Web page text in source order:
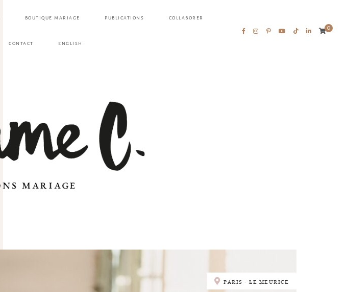
BOUTIQUE MARIAGE PUBLICATIONS COLLABORER
CONTACT ENGLISH
0
PARIS - LE MEURICE